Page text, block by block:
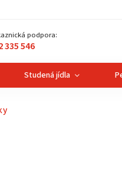
podpora:
335 546
Studená jídla